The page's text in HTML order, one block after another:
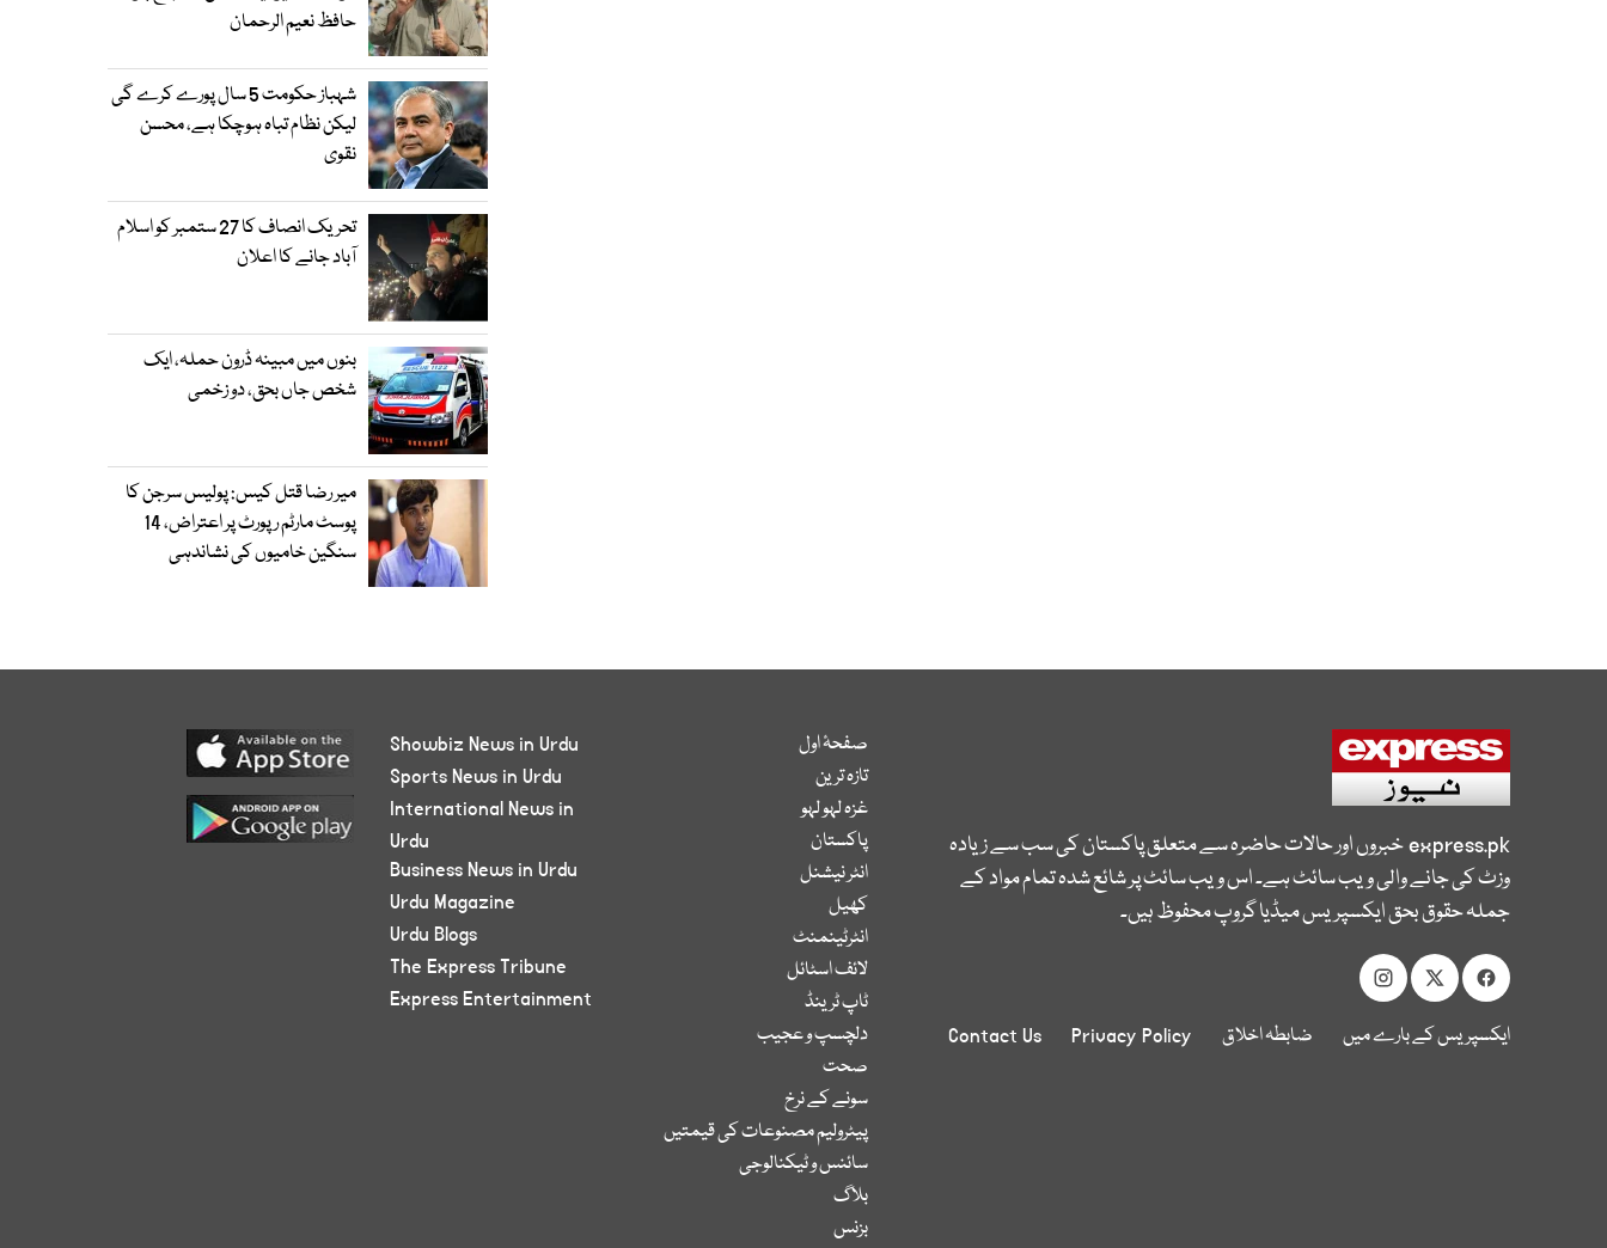
حافظ نعیم الرحمان
شہباز حکومت 5 سال پورے کرے گی
لیکن نظام تباہ ہوچکا ہے، محسن
نقوی
تحریک انصاف کا 27 ستمبر کو اسلام
آباد جانے کا اعلان
بنوں میں مبینہ ڈرون حملہ، ایک
شخص جاں بحق، دو زخمی
میر رضا قتل کیس: پولیس سرجن کا
پوسٹ مارٹم رپورٹ پر اعتراض، 14
سنگین خامیوں کی نشاندہی
express.pkخبروں اور حالات حاضرہ سے متعلق پاکستان کی سب سے زیادہ
وزٹ کی جانے والی ویب سائٹ ہے۔ اس ویب سائٹ پر شائع شدہ تمام مواد کے
جملہ حقوق بحق ایکسپریس میڈیا گروپ محفوظ ہیں۔
ایکسپریس کے بارے میں ضابطہ اخلاق Privacy Policy
Contact Us
صفحۂ اول
تازہ ترین
غزہ لہو لہو
پاکستان
انٹر نیشنل
کھیل
انٹرٹینمنٹ
لائف اسٹائل
ٹاپ ٹرینڈ
دلچسپ و عجیب
صحت
سونے کے نرخ
پیٹرولیم مصنوعات کی قیمتیں
سائنس و ٹیکنالوجی
بلاگ
بزنس
Showbiz News in Urdu
Sports News in Urdu
International News in
Urdu
Business News in Urdu
Urdu Magazine
Urdu Blogs
The Express Tribune
Express Entertainment